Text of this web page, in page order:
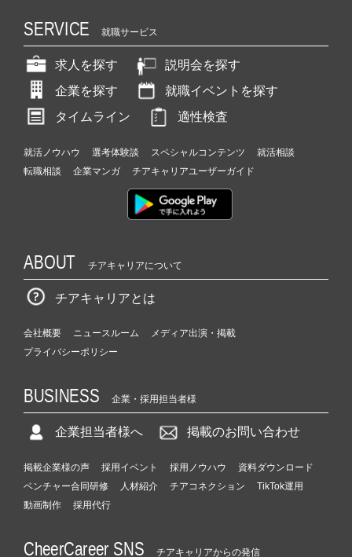
SERVICE 就職サービス
求人を探す
説明会を探す
企業を探す
就職イベントを探す
タイムライン
適性検査
就活ノウハウ 選考体験談 スペシャルコンテンツ
就活相談
転職相談
企業マンガ チアキャリアユーザーガイド
ABOUT チアキャリアについて
チアキャリアとは
会社概要 ニュースルーム
メディア出演・掲載
プライバシーポリシー
BUSINESS 企業・採用担当者様
企業担当者様へ 掲載のお問い合わせ
掲載企業様の声 採用イベント 採用ノウハウ
資料ダウンロード
ベンチャー合同研修
人材紹介 チアコネクション
TikTok運用
動画制作
採用代行
CheerCareer SNS チアキャリアからの発信